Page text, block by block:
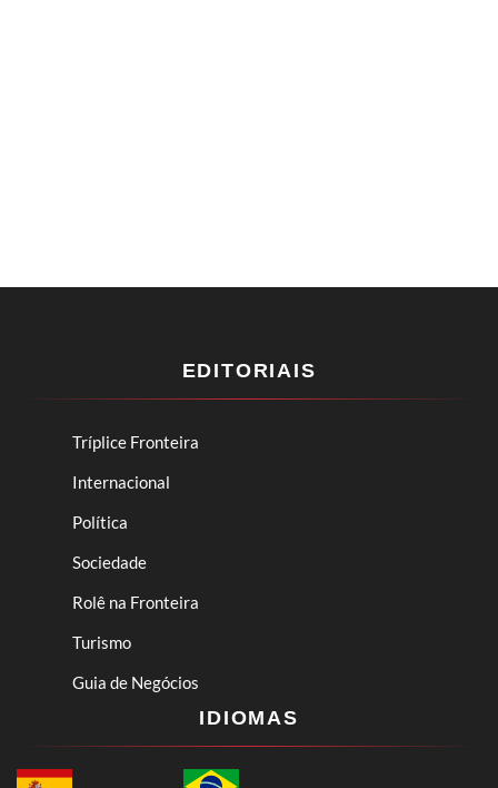
EDITORIAIS
Tríplice Fronteira
Internacional
Política
Sociedade
Rolê na Fronteira
Turismo
Guia de Negócios
IDIOMAS